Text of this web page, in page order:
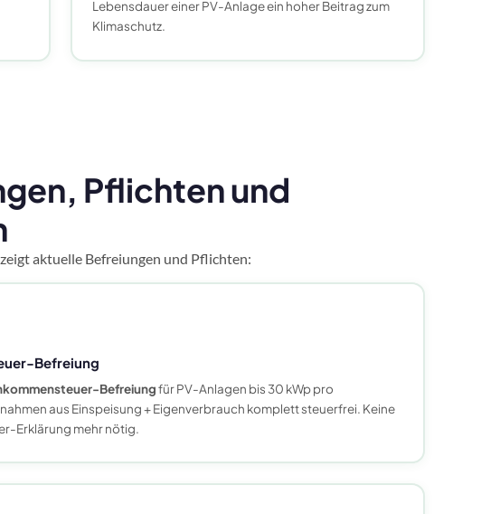
Lebensdauer einer PV-Anlage ein hoher Beitrag zum
Klimaschutz.
Pflichten und
aktuelle Befreiungen und Pflichten:
Befreiung
Befreiungfür PV-Anlagen bis 30 kWp pro
aus Einspeisung + Eigenverbrauch komplett steuerfrei. Keine
Erklärung mehr nötig.